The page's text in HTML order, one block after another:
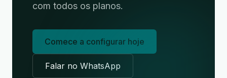
com todos os planos.
Comece a configurar hoje
Falar no WhatsApp